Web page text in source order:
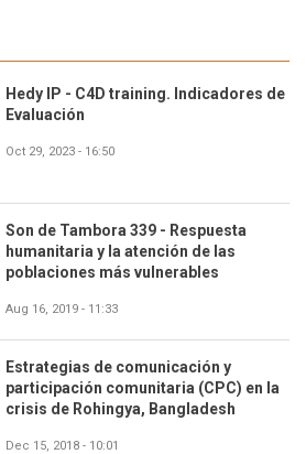
Hedy IP - C4D training. Indicadores de
Evaluación
Oct 29, 2023 - 16:50
Son de Tambora 339 - Respuesta
humanitaria y la atención de las
poblaciones más vulnerables
Aug 16, 2019 - 11:33
Estrategias de comunicación y
participación comunitaria (CPC) en la
crisis de Rohingya, Bangladesh
Dec 15, 2018 - 10:01